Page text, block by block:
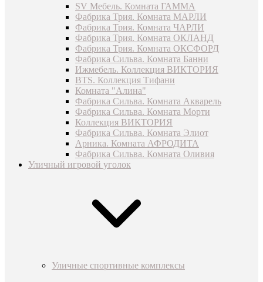
SV Мебель. Комната ГАММА
Фабрика Трия. Комната МАРЛИ
Фабрика Трия. Комната ЧАРЛИ
Фабрика Трия. Комната ОКЛАНД
Фабрика Трия. Комната ОКСФОРД
Фабрика Сильва. Комната Банни
Ижмебель. Коллекция ВИКТОРИЯ
BTS. Коллекция Тифани
Комната "Алина"
Фабрика Сильва. Комната Акварель
Фабрика Сильва. Комната Морти
Коллекция ВИКТОРИЯ
Фабрика Сильва. Комната Элиот
Арника. Комната АФРОДИТА
Фабрика Сильва. Комната Оливия
Уличный игровой уголок
Уличные спортивные комплексы